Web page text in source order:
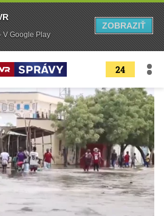
24
V Google Play
ZOBRAZIŤ